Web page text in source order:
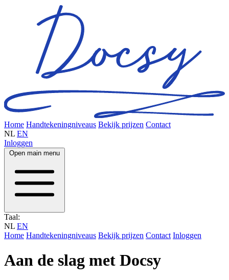
Home Handtekeningniveaus Bekijk prijzen Contact
NL EN
Inloggen
Open main menu
Taal:
NL EN
Home Handtekeningniveaus Bekijk prijzen Contact Inloggen
Aan de slag met Docsy